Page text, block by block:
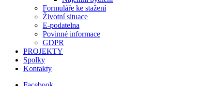
Formuláře ke stažení
Životní situace
E-podatelna
Povinné informace
GDPR
PROJEKTY
Spolky
Kontakty